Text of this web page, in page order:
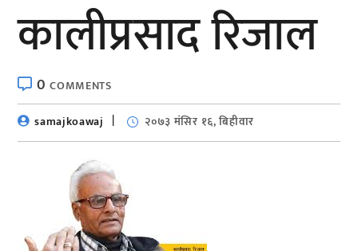
कालीप्रसाद रिजाल
0COMMENTS
samajkoawaj
२०७३ मंसिर १६, बिहीवार